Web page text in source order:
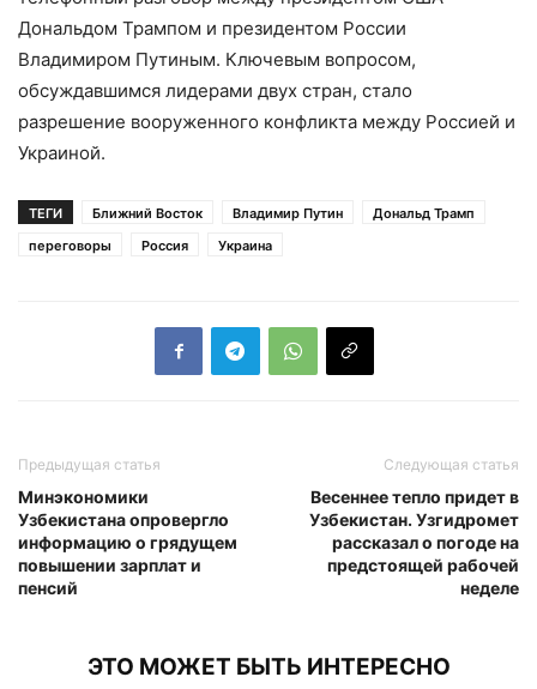
Дональдом Трампом и президентом России
Владимиром Путиным. Ключевым вопросом,
обсуждавшимся лидерами двух стран, стало
разрешение вооруженного конфликта между Россией и
Украиной.
ТЕГИ Ближний Восток Владимир Путин
Дональд Трамп
переговоры
Россия Украина
Предыдущая статья
Минэкономики
Узбекистана опровергло
информацию о грядущем
повышении зарплат и
пенсий
Следующая статья
Весеннее тепло придет в
Узбекистан. Узгидромет
рассказал о погоде на
предстоящей рабочей
неделе
ЭТО МОЖЕТ БЫТЬ ИНТЕРЕСНО